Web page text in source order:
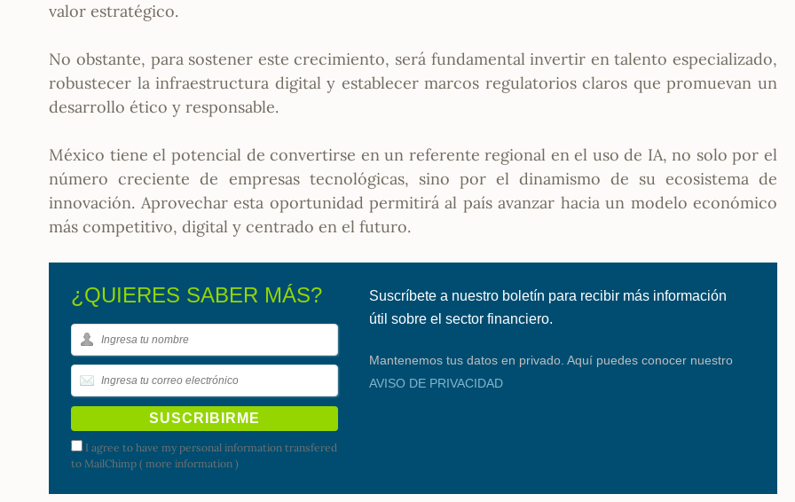
valor estratégico.
No obstante, para sostener este crecimiento, será fundamental invertir en talento especializado,
robustecer la infraestructura digital y establecer marcos regulatorios claros que promuevan un
desarrollo ético y responsable.
México tiene el potencial de convertirse en un referente regional en el uso de IA, no solo por el
número creciente de empresas tecnológicas, sino por el dinamismo de su ecosistema de
innovación. Aprovechar esta oportunidad permitirá al país avanzar hacia un modelo económico
más competitivo, digital y centrado en el futuro.
¿QUIERES SABER MÁS?
I agree to have my personal information transfered
to MailChimp ( more information)
Suscríbete a nuestro boletín para recibir más información
útil sobre el sector financiero.
Mantenemos tus datos en privado. Aquí puedes conocer nuestro
AVISO DE PRIVACIDAD